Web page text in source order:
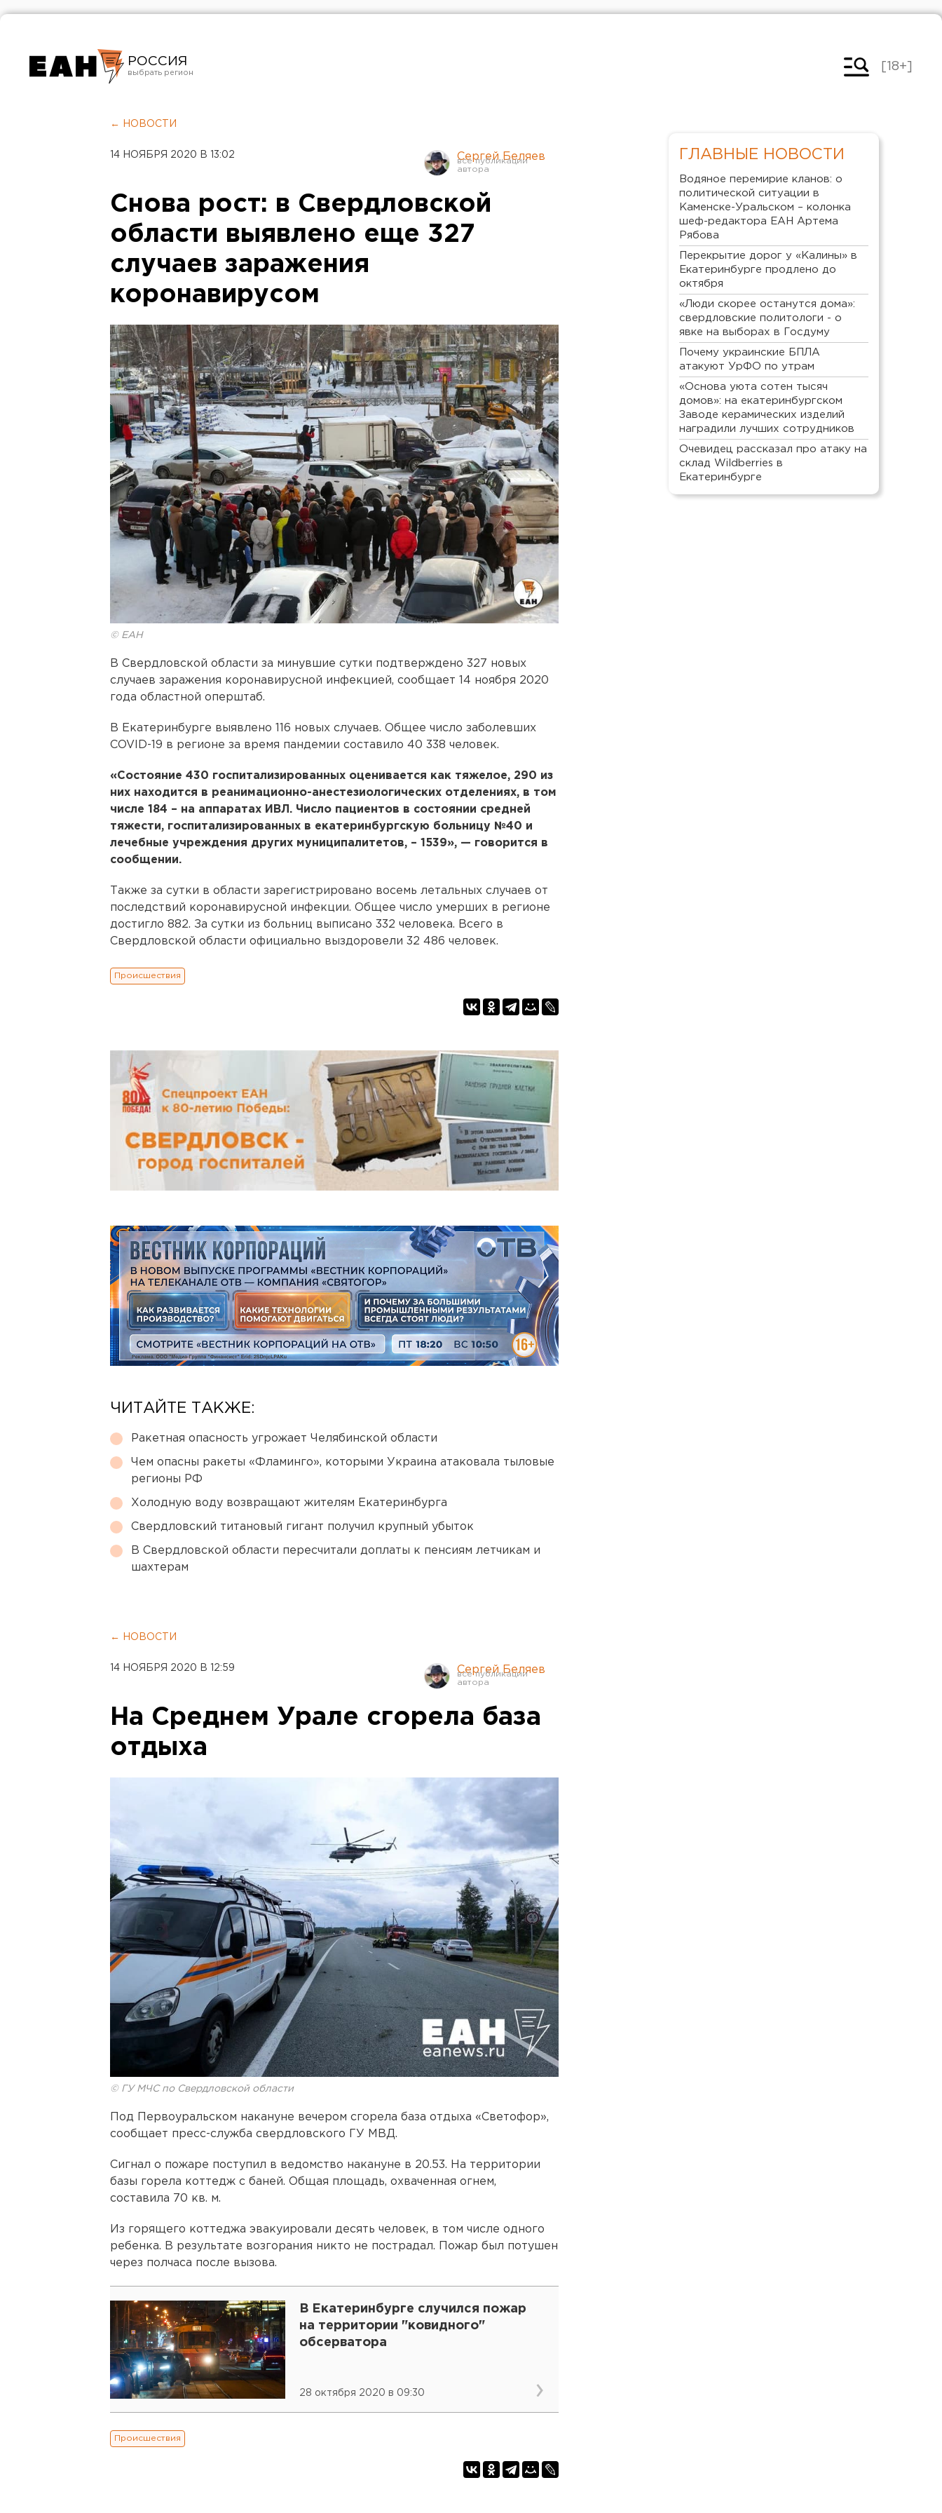
РОССИЯ
Челябинск
[18+]
← НОВОСТИ
14 НОЯБРЯ 2020 В 13:02 Сергей Беляев
Снова рост: в Свердловской
области выявлено еще 327
случаев заражения
коронавирусом
© ЕАН
В Свердловской области за минувшие сутки подтверждено 327 новых
случаев заражения коронавирусной инфекцией, сообщает 14 ноября 2020
года областной оперштаб.
В Екатеринбурге выявлено 116 новых случаев. Общее число заболевших
COVID-19 в регионе за время пандемии составило 40 338 человек.
«Состояние 430 госпитализированных оценивается как тяжелое, 290 из
них находится в реанимационно-анестезиологических отделениях, в том
числе 184 – на аппаратах ИВЛ. Число пациентов в состоянии средней
тяжести, госпитализированных в екатеринбургскую больницу №40 и
лечебные учреждения других муниципалитетов, – 1539», — говорится в
сообщении.
Также за сутки в области зарегистрировано восемь летальных случаев от
последствий коронавирусной инфекции. Общее число умерших в регионе
достигло 882. За сутки из больниц выписано 332 человека. Всего в
Свердловской области официально выздоровели 32 486 человек.
Происшествия
ЧИТАЙТЕ ТАКЖЕ:
Ракетная опасность угрожает Челябинской области
Чем опасны ракеты «Фламинго», которыми Украина атаковала тыловые
регионы РФ
Холодную воду возвращают жителям Екатеринбурга
Свердловский титановый гигант получил крупный убыток
В Свердловской области пересчитали доплаты к пенсиям летчикам и
шахтерам
← НОВОСТИ
14 НОЯБРЯ 2020 В 12:59 Сергей Беляев
На Среднем Урале сгорела база
отдыха
© ГУ МЧС по Свердловской области
Под Первоуральском накануне вечером сгорела база отдыха «Светофор»,
сообщает пресс-служба свердловского ГУ МВД.
Сигнал о пожаре поступил в ведомство накануне в 20.53. На территории
базы горела коттедж с баней. Общая площадь, охваченная огнем,
составила 70 кв. м.
Из горящего коттеджа эвакуировали десять человек, в том числе одного
ребенка. В результате возгорания никто не пострадал. Пожар был потушен
через полчаса после вызова.
В Екатеринбурге случился пожар
на территории "ковидного"
обсерватора
28 октября 2020 в 09:30
Происшествия
ГЛАВНЫЕ НОВОСТИ
Водяное перемирие кланов: о
политической ситуации в
Каменске-Уральском – колонка
шеф-редактора ЕАН Артема
Рябова
Перекрытие дорог у «Калины» в
Екатеринбурге продлено до
октября
«Люди скорее останутся дома»:
свердловские политологи - о
явке на выборах в Госдуму
Почему украинские БПЛА
атакуют УрФО по утрам
«Основа уюта сотен тысяч
домов»: на екатеринбургском
Заводе керамических изделий
наградили лучших сотрудников
Очевидец рассказал про атаку на
склад Wildberries в
Екатеринбурге